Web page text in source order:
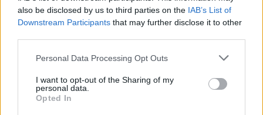
also be disclosed by us to third parties on the IAB’s List of
Downstream Participants that may further disclose it to other
Personal Data Processing Opt Outs
I want to opt-out of the Sharing of my
personal data.
Opted In
Žinios | Lietuvos diena
00:00:57
Savaitės vidurys nusimato karštas: temperatūra kils iki
32 laipsnių šilumos
Žinios | Orai